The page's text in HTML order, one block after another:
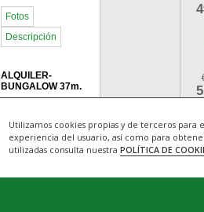
Utilizamos cookies propias y de terceros
experiencia del usuario, así como para
utilizadas consulta nuestra POLÍTICA DE
Fotos
Descripción
ALQUILER-
BUNGALOW 37m.